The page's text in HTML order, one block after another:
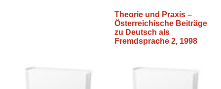
Theorie und Praxis –
Österreichische Beiträge
zu Deutsch als
Fremdsprache 2, 1998